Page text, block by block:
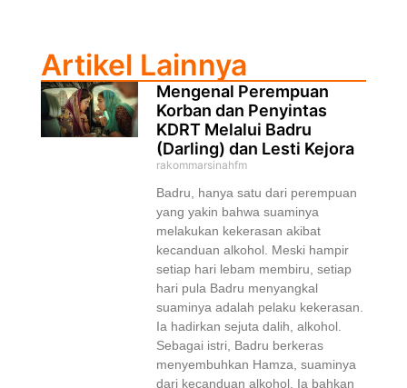
Artikel Lainnya
Mengenal Perempuan
Korban dan Penyintas
KDRT Melalui Badru
(Darling) dan Lesti Kejora
rakommarsinahfm
Badru, hanya satu dari perempuan
yang yakin bahwa suaminya
melakukan kekerasan akibat
kecanduan alkohol. Meski hampir
setiap hari lebam membiru, setiap
hari pula Badru menyangkal
suaminya adalah pelaku kekerasan.
Ia hadirkan sejuta dalih, alkohol.
Sebagai istri, Badru berkeras
menyembuhkan Hamza, suaminya
dari kecanduan alkohol. Ia bahkan